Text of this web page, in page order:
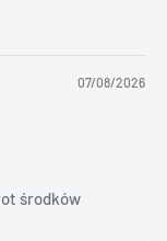
07/08/2026
środków